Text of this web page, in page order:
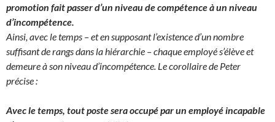
promotion fait passer d’un niveau de compétence à un niveau
d’incompétence.
Ainsi, avec le temps – et en supposant l’existence d’un nombre
suffisant de rangs dans la hiérarchie – chaque employé s’élève et
demeure à son niveau d’incompétence. Le corollaire de Peter
précise :
Avec le temps, tout poste sera occupé par un employé incapable